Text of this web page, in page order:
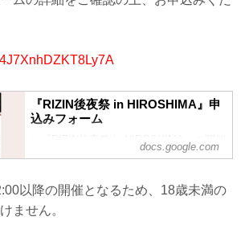
『RIZIN後夜祭 in HIROSHIMA』申
込みフォーム
＼『RIZIN後夜祭 in HIROSHIMA』の開催
広島初上陸の「abc presents RIZIN
LANDMARK 15 in HIROSHIMA」が開催
される7月に突入しました！
docs.google.com
以降の開催となるため、18歳未満の
ません。